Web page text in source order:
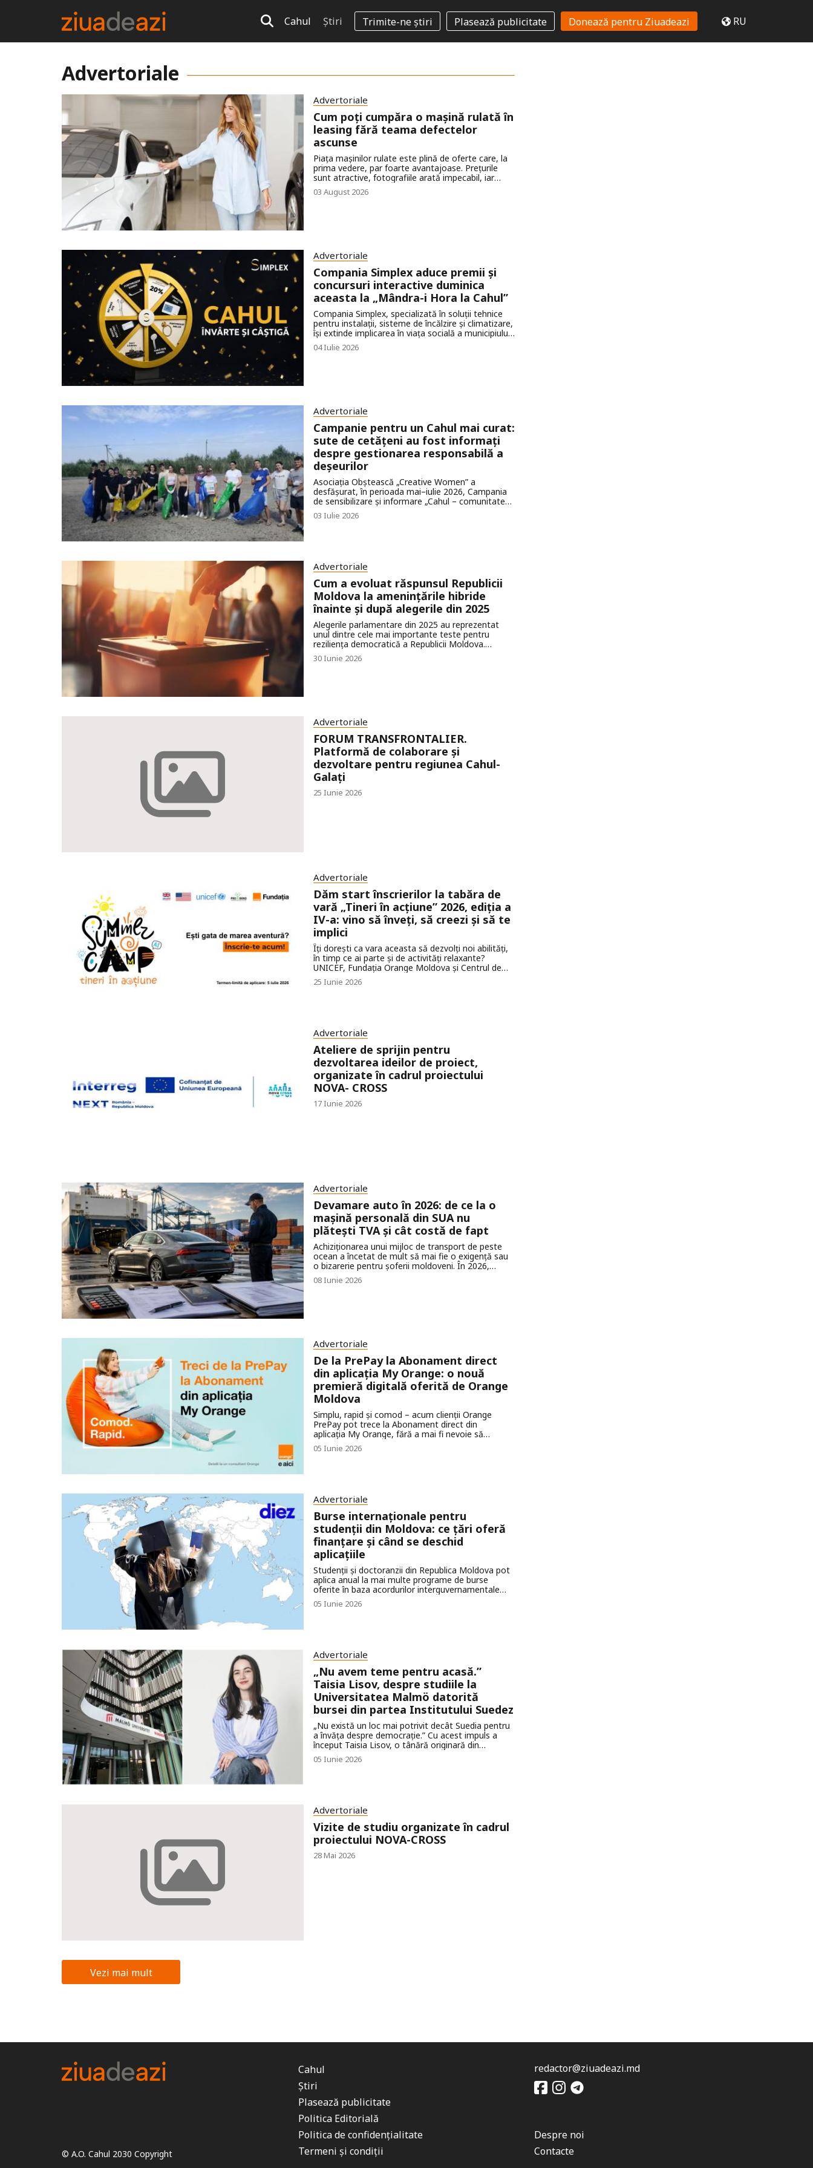
Cahul Știri Trimite-ne știri Plasează publicitate Donează pentru Ziuadeazi RU
Advertoriale
Advertoriale
Cum poți cumpăra o mașină rulată în
leasing fără teama defectelor
ascunse
Piața mașinilor rulate este plină de oferte care, la
prima vedere, par foarte avantajoase. Prețurile
sunt atractive, fotografiile arată impecabil, iar
descrierile promit autoturisme fără probleme.
Totuși, realitatea poate fi diferită. Un istoric
03 August 2026
Advertoriale
Compania Simplex aduce premii și
concursuri interactive duminica
aceasta la „Mândra-i Hora la Cahul”
Compania Simplex, specializată în soluții tehnice
pentru instalații, sisteme de încălzire și climatizare,
își extinde implicarea în viața socială a municipiului
Cahul prin susținerea culturii și a tradițiilor locale.
Duminica aceasta, brandul va fi prezent în cadrul
04 Iulie 2026
Advertoriale
Campanie pentru un Cahul mai curat:
sute de cetățeni au fost informați
despre gestionarea responsabilă a
deșeurilor
Asociația Obștească „Creative Women” a
desfășurat, în perioada mai–iulie 2026, Campania
de sensibilizare și informare „Cahul – comunitate
responsabilă în gestionarea deșeurilor”, o inițiativă
menită să promoveze educația ecologică și
03 Iulie 2026
Advertoriale
Cum a evoluat răspunsul Republicii
Moldova la amenințările hibride
înainte și după alegerile din 2025
Alegerile parlamentare din 2025 au reprezentat
unul dintre cele mai importante teste pentru
reziliența democratică a Republicii Moldova.
Desfășurat într-un context regional marcat de
războiul Rusiei împotriva Ucrainei și de
influența procesele democratice și a eroda
încrederea în instituțiile statului.
30 Iunie 2026
Advertoriale
FORUM TRANSFRONTALIER.
Platformă de colaborare și
dezvoltare pentru regiunea Cahul-
Galați
25 Iunie 2026
Advertoriale
Dăm start înscrierilor la tabăra de
vară „Tineri în acțiune” 2026, ediția a
IV-a: vino să înveți, să creezi și să te
implici
Îți dorești ca vara aceasta să dezvolți noi abilități,
în timp ce ai parte și de activități relaxante?
UNICEF, Fundația Orange Moldova și Centrul de
Informare și Resurse PRO BONO invită tinerii să se
înregistreze la Tabăra de vară „Tineri în acțiune”,
25 Iunie 2026
Advertoriale
Ateliere de sprijin pentru
dezvoltarea ideilor de proiect,
organizate în cadrul proiectului
NOVA- CROSS
17 Iunie 2026
Advertoriale
Devamare auto în 2026: de ce la o
mașină personală din SUA nu
plătești TVA și cât costă de fapt
Achiziționarea unui mijloc de transport de peste
ocean a încetat de mult să mai fie o exigență sau
o bizarerie pentru șoferii moldoveni. În 2026,
masini din Аmerica continuă să mențină cu
încredere pozițiile de lider pe piața auto secundară
confruntându-se pentru prima dată cu procesul de
import, află cu surprindere despre principalul
beneficiu fiscal: la vămuirea unui autoturism pentru
uz personal în Moldova, persoanele fizice nu
plătesc taxa pe valoarea adăugată standard (TVA).
Cum funcționează exact acest sistem, din ce este
compus costul real al vămuirii și de ce aducerea
unei mașini din SUA rămâne cea mai avantajoasă
soluție la ora actuală — haideți să analizăm în cele
mai mici detalii.
08 Iunie 2026
Advertoriale
De la PrePay la Abonament direct
din aplicația My Orange: o nouă
premieră digitală oferită de Orange
Moldova
Simplu, rapid și comod – acum clienții Orange
PrePay pot trece la Abonament direct din
aplicația My Orange, fără a mai fi nevoie să
viziteze un magazin.
05 Iunie 2026
Advertoriale
Burse internaționale pentru
studenții din Moldova: ce țări oferă
finanțare și când se deschid
aplicațiile
Studenții și doctoranzii din Republica Moldova pot
aplica anual la mai multe programe de burse
oferite în baza acordurilor interguvernamentale
sau a parteneriatelor educaționale dintre Moldova
și alte state. Anunțurile sunt publicate de către
05 Iunie 2026
Advertoriale
„Nu avem teme pentru acasă.”
Taisia Lisov, despre studiile la
Universitatea Malmö datorită
bursei din partea Institutului Suedez
„Nu există un loc mai potrivit decât Suedia pentru
a învăța despre democrație.” Cu acest impuls a
început Taisia Lisov, o tânără originară din
Republica Moldova, parcursul său academic în
regatul scandinav.
05 Iunie 2026
Advertoriale
Vizite de studiu organizate în cadrul
proiectului NOVA-CROSS
28 Mai 2026
Vezi mai mult
© A.O. Cahul 2030 Copyright
Cahul
Știri
Plasează publicitate
Politica Editorială
Politica de confidențialitate
Termeni și condiții
redactor@ziuadeazi.md
Despre noi
Contacte